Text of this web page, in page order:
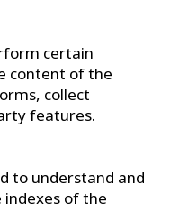
certain
content of the
collect
features.
to understand and
of the